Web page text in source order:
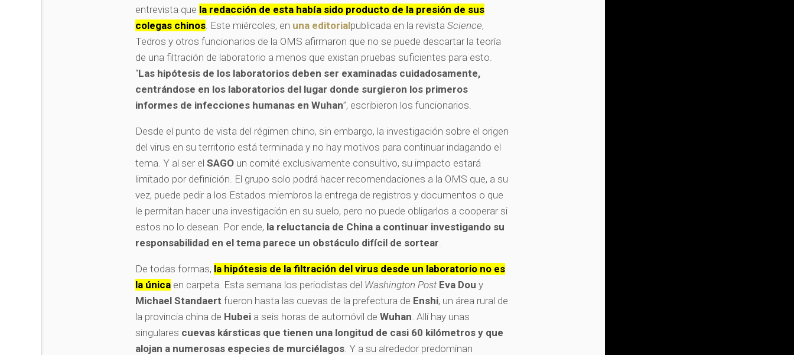
entrevista que la redacción de esta había sido producto de la presión de sus
colegas chinos . Este miércoles, en una editorialpublicada en la revistaScience,
Tedros y otros funcionarios de la OMS afirmaron que no se puede descartar la teoría
de una filtración de laboratorio a menos que existan pruebas suficientes para esto.
“Las hipótesis de los laboratorios deben ser examinadas cuidadosamente,
centrándose en los laboratorios del lugar donde surgieron los primeros
informes de infecciones humanas en Wuhan”, escribieron los funcionarios.
Desde el punto de vista del régimen chino, sin embargo, la investigación sobre el origen
del virus en su territorio está terminada y no hay motivos para continuar indagando el
tema. Y al ser elSAGO un comité exclusivamente consultivo, su impacto estará
limitado por definición. El grupo solo podrá hacer recomendaciones a la OMS que, a su
vez, puede pedir a los Estados miembros la entrega de registros y documentos o que
le permitan hacer una investigación en su suelo, pero no puede obligarlos a cooperar si
estos no lo desean. Por ende, la reluctancia de China a continuar investigando su
responsabilidad en el tema parece un obstáculo difícil de sortear
De todas formas, la hipótesis de la filtración del virus desde un laboratorio no es
la única en carpeta. Esta semana los periodistas del Washington Post Eva Douy
Michael Standaertfueron hasta las cuevas de la prefectura de Enshi, un área rural de
la provincia china de Hubei a seis horas de automóvil deWuhan . Allí hay unas
singulares cuevas kársticas que tienen una longitud de casi 60 kilómetros y que
alojan a numerosas especies de murciélagos . Y a su alrededor predominan